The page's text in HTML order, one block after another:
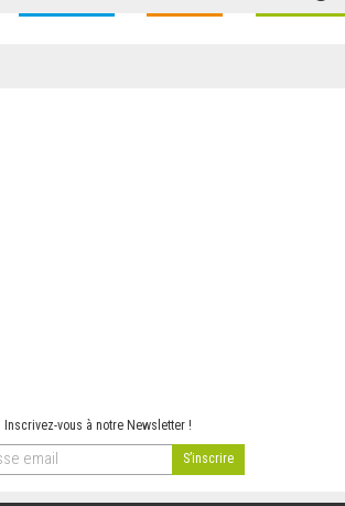
Inscrivez-vous à notre Newsletter !